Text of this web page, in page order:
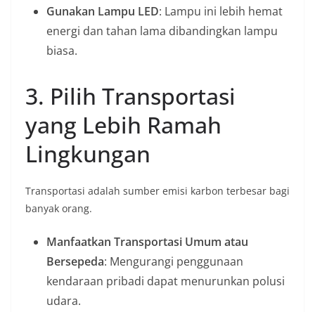
Gunakan Lampu LED: Lampu ini lebih hemat
energi dan tahan lama dibandingkan lampu
biasa.
3. Pilih Transportasi
yang Lebih Ramah
Lingkungan
Transportasi adalah sumber emisi karbon terbesar bagi
banyak orang.
Manfaatkan Transportasi Umum atau
Bersepeda: Mengurangi penggunaan
kendaraan pribadi dapat menurunkan polusi
udara.